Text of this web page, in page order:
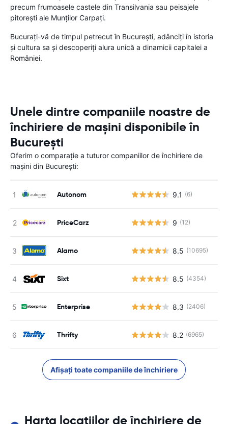
precum frumoasele castele din Transilvania sau peisajele
pitorești ale Munților Carpați.
Bucurați-vă de timpul petrecut în București, adânciți în istoria
și cultura sa și descoperiți alura unică a dinamicii capitalei a
României.
Unele dintre companiile noastre de
închiriere de mașini disponibile în
București
Oferim o comparație a tuturor companiilor de închiriere de
mașini din București:
Autonom 9.1 (6)
PriceCarz 9 (12)
Alamo 8.5 (10695)
Sixt 8.5 (4354)
Enterprise 8.3 (2406)
Thrifty 8.2 (6965)
Afișați toate companiile de închiriere
Harta locațiilor de închiriere de